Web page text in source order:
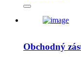
Obchodný